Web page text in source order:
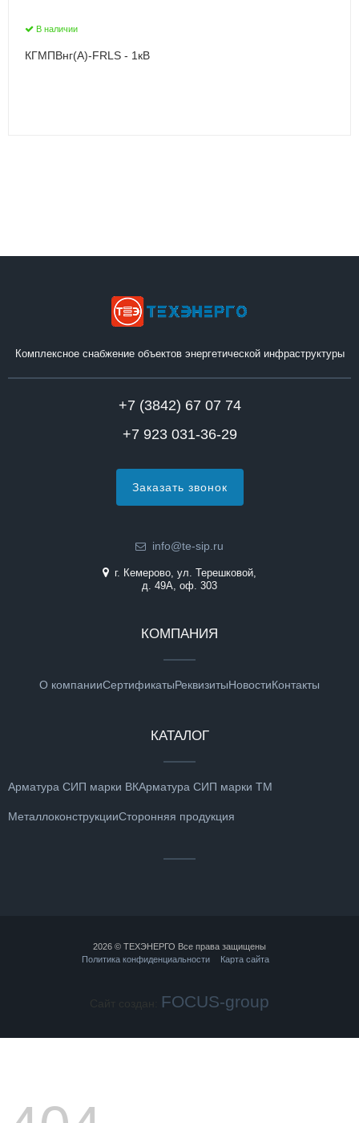
В наличии
КГМПВнг(А)-FRLS - 1кВ
Комплексное снабжение объектов энергетической инфраструктуры
+7 (3842) 67 07 74
+7 923 031-36-29
Заказать звонок
info@te-sip.ru
г. Кемерово, ул. Терешковой,
д. 49А, оф. 303
КОМПАНИЯ
О компанииСертификатыРеквизитыНовостиКонтакты
КАТАЛОГ
Арматура СИП марки ВКАрматура СИП марки ТМ
МеталлоконструкцииСторонняя продукция
2026 © ТЕХЭНЕРГО Все права защищены
Политика конфиденциальности
Карта сайта
FOCUS-group